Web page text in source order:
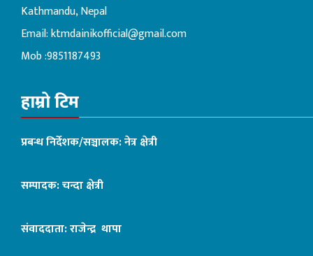
Kathmandu, Nepal
Email:ktmdainikofficial@gmail.com
Mob :9851187493
हाम्रो टिम
प्रबन्ध निर्देशक/सञ्चालक: नेत्र क्षेत्री
सम्पादक: चन्दा क्षेत्री
संवाददाता: राजेन्द्र थापा